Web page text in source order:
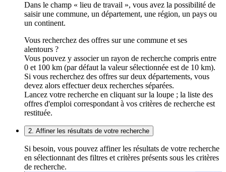
Dans le champ « lieu de travail », vous avez la possibilité de
saisir une commune, un département, une région, un pays ou
un continent.
Vous recherchez des offres sur une commune et ses
alentours ?
Vous pouvez y associer un rayon de recherche compris entre
0 et 100 km (par défaut la valeur sélectionnée est de 10 km).
Si vous recherchez des offres sur deux départements, vous
devez alors effectuer deux recherches séparées.
Lancez votre recherche en cliquant sur la loupe ; la liste des
offres d'emploi correspondant à vos critères de recherche est
restituée.
2. Affiner les résultats de votre recherche
Si besoin, vous pouvez affiner les résultats de votre recherche
en sélectionnant des filtres et critères présents sous les critères
de recherche.